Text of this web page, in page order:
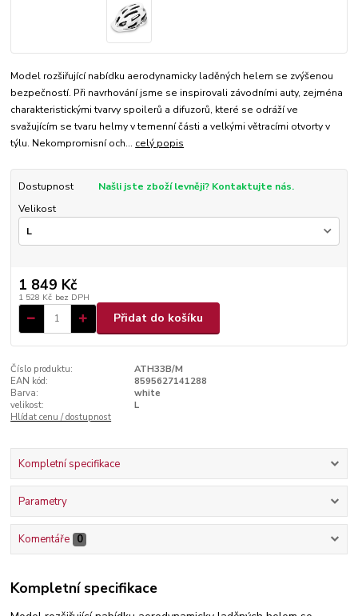
Model rozšiřující nabídku aerodynamicky laděných helem se zvýšenou
bezpečností. Při navrhování jsme se inspirovali závodními auty, zejména
charakteristickými tvarvy spoilerů a difuzorů, které se odráží ve
svažujícím se tvaru helmy v temenní části a velkými větracími otvorty v
týlu. Nekompromisní och... celý popis
Dostupnost
Našli jste zboží levněji? Kontaktujte nás.
Velikost
1 849 Kč
1 528 Kč bez DPH
Přidat do košíku
Číslo produktu:
ATH33B/M
EAN kód:
8595627141288
Barva:
white
velikost:
L
Hlídat cenu / dostupnost
Kompletní specifikace
Parametry
Komentáře 0
Kompletní specifikace